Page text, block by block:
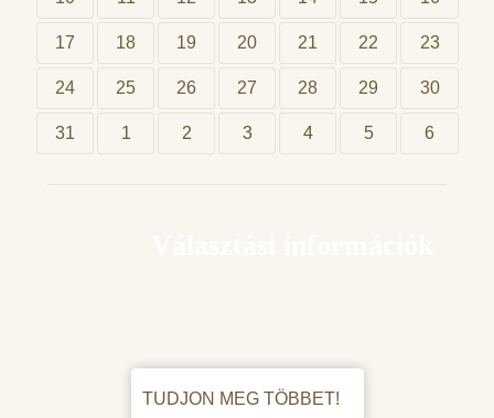
17 18 19 20 21 22 23
24 25 26 27 28 29 30
31 1 2 3 4 5 6
TUDJON MEG TÖBBET!